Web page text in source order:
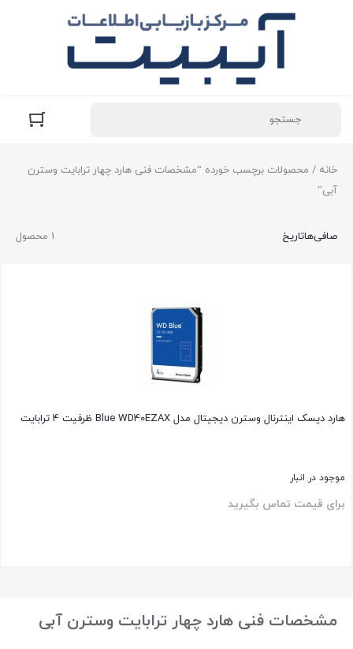
خانه / محصولات برچسب خورده “مشخصات فنی هارد چهار ترابایت وسترن
آبی”
1 محصول صافی‌هاتاریخ
هارد دیسک اینترنال وسترن دیجیتال مدل Blue WD40EZAX ظرفیت 4 ترابایت
موجود در انبار
برای قیمت تماس بگیرید
مشخصات فنی هارد چهار ترابایت وسترن آبی